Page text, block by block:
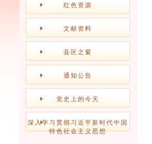
红色资源
文献资料
县区之窗
通知公告
党史上的今天
深入学习贯彻习近平新时代中国
特色社会主义思想